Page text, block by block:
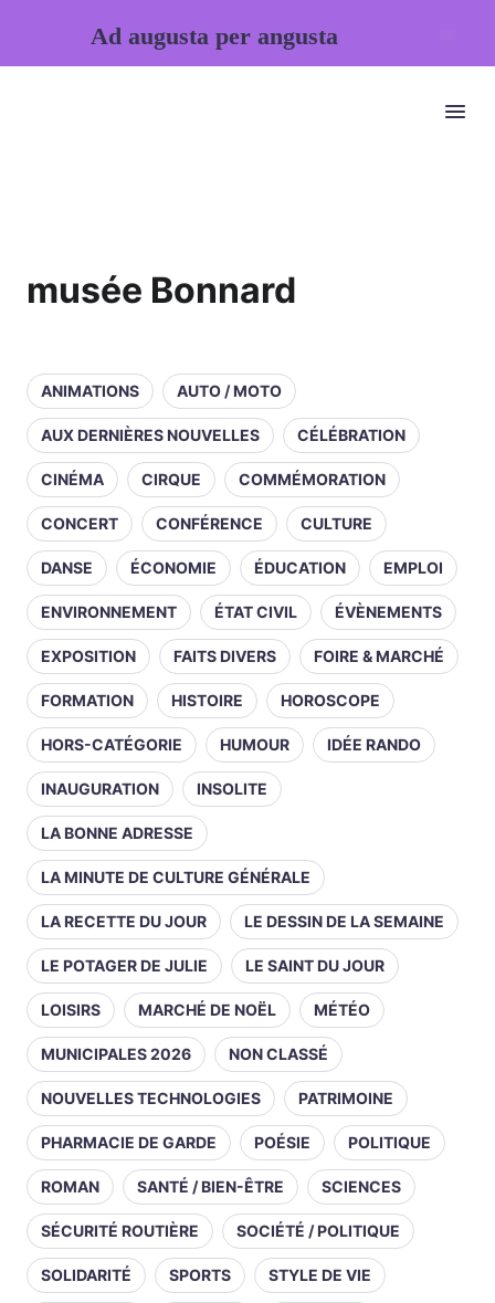
musée Bonnard
ANIMATIONS AUTO / MOTO
AUX DERNIÈRES NOUVELLES CÉLÉBRATION
CINÉMA CIRQUE COMMÉMORATION
CONCERT CONFÉRENCE CULTURE
DANSE ÉCONOMIE ÉDUCATION EMPLOI
ENVIRONNEMENT ÉTAT CIVIL ÉVÈNEMENTS
EXPOSITION FAITS DIVERS FOIRE & MARCHÉ
FORMATION HISTOIRE HOROSCOPE
HORS-CATÉGORIE HUMOUR IDÉE RANDO
INAUGURATION INSOLITE
LA BONNE ADRESSE
LA MINUTE DE CULTURE GÉNÉRALE
LA RECETTE DU JOUR LE DESSIN DE LA SEMAINE
LE POTAGER DE JULIE LE SAINT DU JOUR
LOISIRS MARCHÉ DE NOËL MÉTÉO
MUNICIPALES 2026 NON CLASSÉ
NOUVELLES TECHNOLOGIES PATRIMOINE
PHARMACIE DE GARDE POÉSIE POLITIQUE
ROMAN SANTÉ / BIEN-ÊTRE SCIENCES
SÉCURITÉ ROUTIÈRE SOCIÉTÉ / POLITIQUE
SOLIDARITÉ SPORTS STYLE DE VIE
Ad augusta per angusta